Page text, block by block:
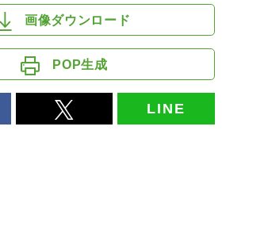
画像ダウンロード
POP生成
LINE